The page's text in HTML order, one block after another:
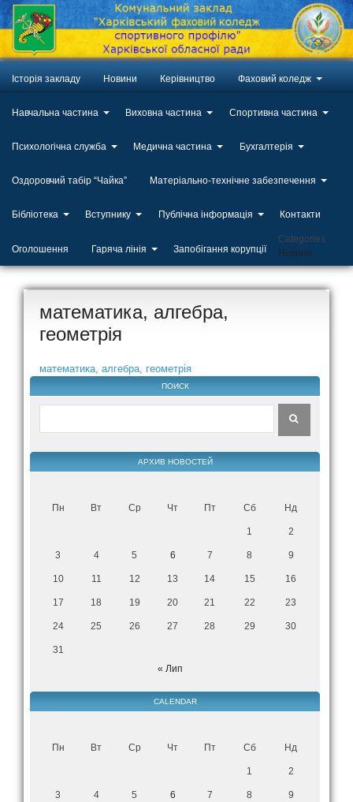
Історія закладу Новини Керівництво Фаховий коледж
Навчальна частина Виховна частина Спортивна частина
Психологічна служба Медична частина Бухгалтерія
Оздоровчий табір “Чайка” Матеріально-технічне забезпечення
Бібліотека Вступнику Публічна інформація Контакти
Оголошення Гаряча лінія Запобігання корупції
Categories
Новини
математика, алгебра,
геометрія
математика, алгебра, геометрія
ПОИСК
АРХИВ НОВОСТЕЙ
Пн Вт Ср Чт Пт Сб Нд
1 2
3 4 5 6 7 8 9
10 11 12 13 14 15 16
17 18 19 20 21 22 23
24 25 26 27 28 29 30
31
« Лип
CALENDAR
Пн Вт Ср Чт Пт Сб Нд
1 2
3 4 5 6 7 8 9